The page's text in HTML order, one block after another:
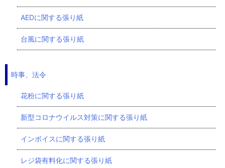
AEDに関する張り紙
台風に関する張り紙
時事、法令
花粉に関する張り紙
新型コロナウイルス対策に関する張り紙
インボイスに関する張り紙
レジ袋有料化に関する張り紙